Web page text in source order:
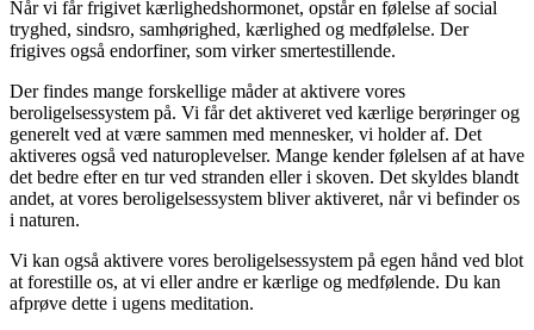
Når vi får frigivet kærlighedshormonet, opstår en følelse af social
tryghed, sindsro, samhørighed, kærlighed og medfølelse. Der
frigives også endorfiner, som virker smertestillende.
Der findes mange forskellige måder at aktivere vores
beroligelsessystem på. Vi får det aktiveret ved kærlige berøringer og
generelt ved at være sammen med mennesker, vi holder af. Det
aktiveres også ved naturoplevelser. Mange kender følelsen af at have
det bedre efter en tur ved stranden eller i skoven. Det skyldes blandt
andet, at vores beroligelsessystem bliver aktiveret, når vi befinder os
i naturen.
Vi kan også aktivere vores beroligelsessystem på egen hånd ved blot
at forestille os, at vi eller andre er kærlige og medfølende. Du kan
afprøve dette i ugens meditation.